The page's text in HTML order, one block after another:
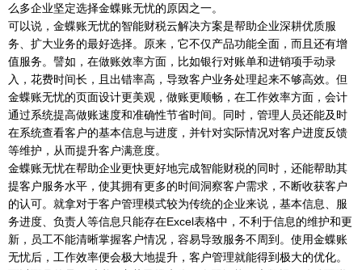
么多企业坚定选择金蝶账无忧的原因之一。
可以说，金蝶账无忧的智能财税云解决方案是帮助企业深耕优质服
务、扩大业务的最好选择。原来，它不仅产品功能全面，而且还有增
值服务。譬如，在做账效率方面，比如银行对账单和进销项手动录
入，花费时间长，且出错率高，导致客户业务处理起来不够高效。但
金蝶账无忧的页面设计更美观，做账更顺畅，在工作效率方面，会计
通过系统提高做账速度和准确性节省时间。同时，管理人员还能及时
在系统查看客户的基本信息与进度，并针对实际情况对客户进度反馈
等维护，从而提升客户满意度。
金蝶账无忧在帮助企业更快更好地完成智能财税的同时，还能帮助其
提客户服务水平，使其拥有更多的时间洞察客户需求，不断收获客户
的认可。就拿对于客户管理模式较为传统的企业来说，基本信息、服
务进度、负责人等信息只能存在Excel表格中，不利于信息的维护和更
新，员工不能清晰掌握客户情况，容易导致服务不周到。使用金蝶账
无忧后，工作效率便会极大地提升，客户管理就能得到极大的优化。